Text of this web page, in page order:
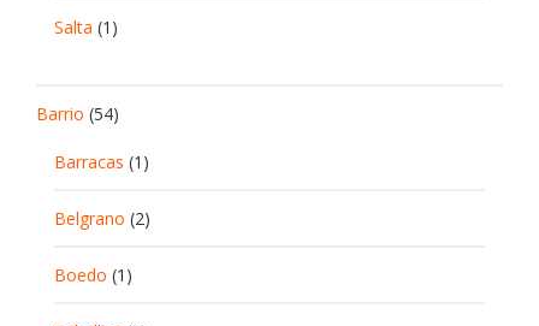
Salta (1)
Barrio (54)
Barracas (1)
Belgrano (2)
Boedo (1)